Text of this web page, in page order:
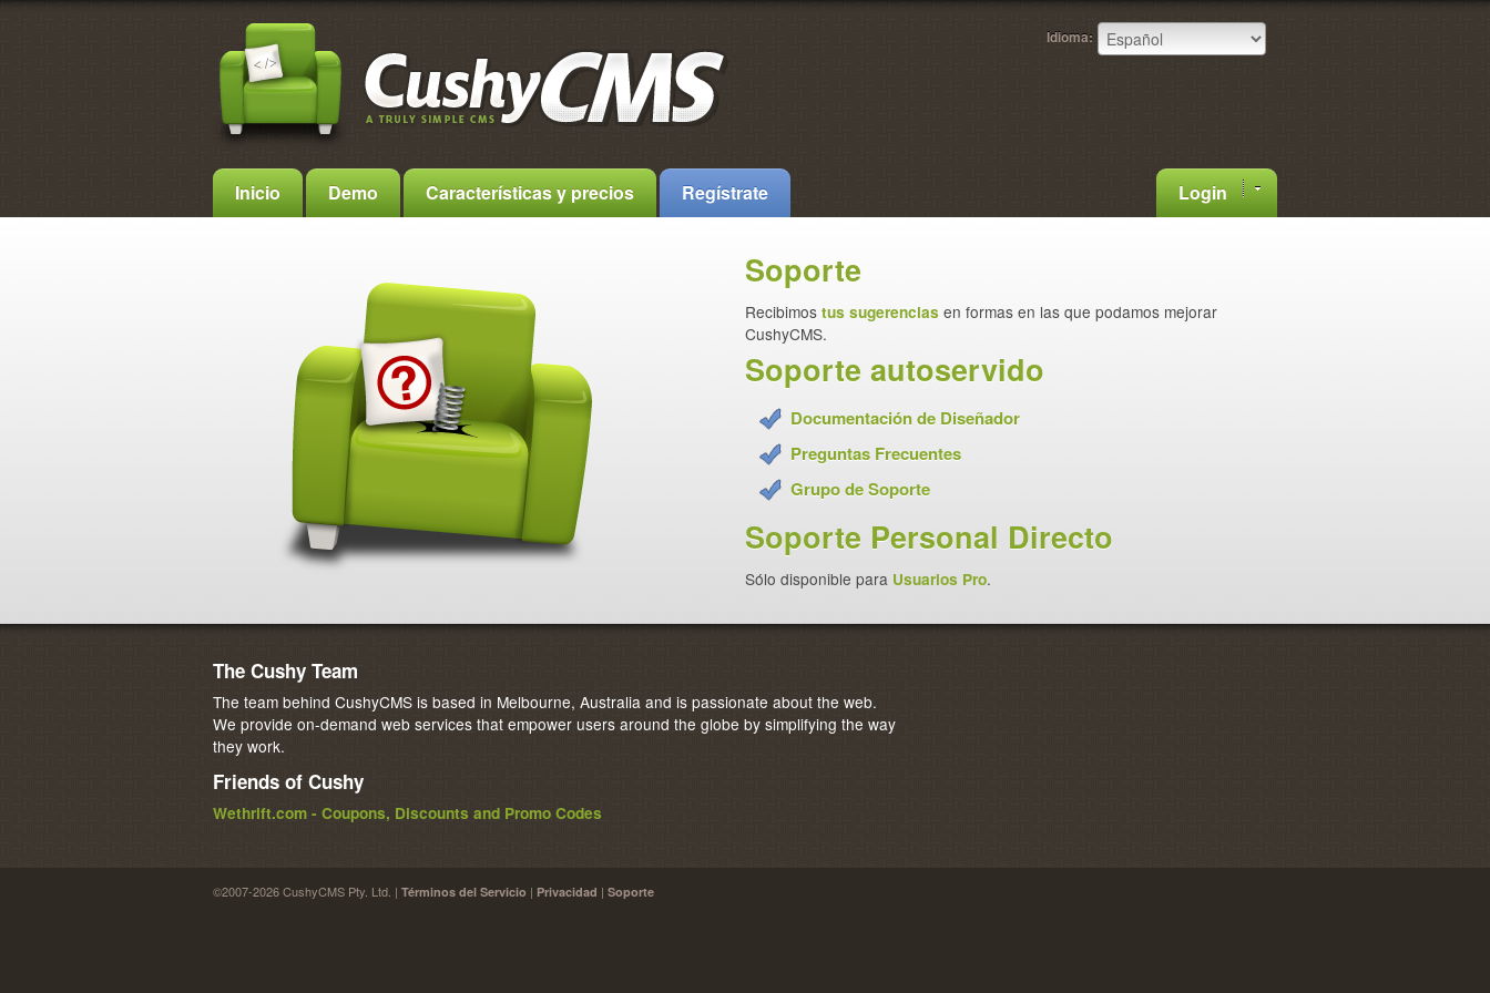
Idioma:
Inicio Demo Características y precios Regístrate Login
Soporte
Recibimos tus sugerencias en formas en las que podamos mejorar
CushyCMS.
Soporte autoservido
Documentación de Diseñador
Preguntas Frecuentes
Grupo de Soporte
Soporte Personal Directo
Sólo disponible para Usuarios Pro.
The Cushy Team
The team behind CushyCMS is based in Melbourne, Australia and is passionate about the web.
We provide on-demand web services that empower users around the globe by simplifying the way
they work.
Friends of Cushy
Wethrift.com - Coupons, Discounts and Promo Codes
©2007-2026 CushyCMS Pty. Ltd. | Términos del Servicio | Privacidad | Soporte